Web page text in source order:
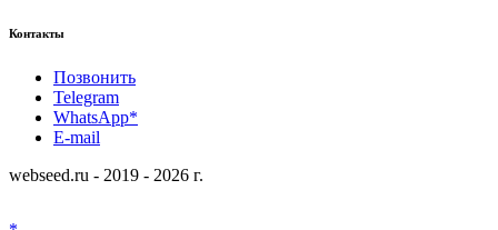
Контакты
Позвонить
Telegram
WhatsApp*
E-mail
webseed.ru - 2019 - 2026 г.